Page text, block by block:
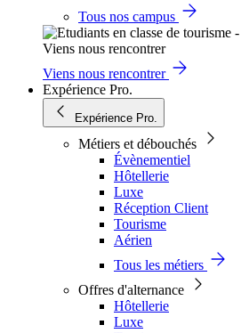
Tous nos campus
Viens nous rencontrer
Viens nous rencontrer
Expérience Pro.
Expérience Pro.
Métiers et débouchés
Évènementiel
Hôtellerie
Luxe
Réception Client
Tourisme
Aérien
Tous les métiers
Offres d'alternance
Hôtellerie
Luxe